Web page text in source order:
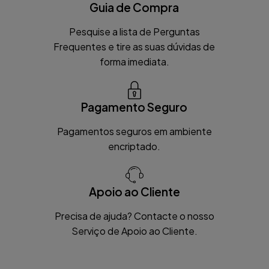
Guia de Compra
Pesquise a lista de Perguntas
Frequentes e tire as suas dúvidas de
forma imediata.
Pagamento Seguro
Pagamentos seguros em ambiente
encriptado.
Apoio ao Cliente
Precisa de ajuda? Contacte o nosso
Serviço de Apoio ao Cliente.